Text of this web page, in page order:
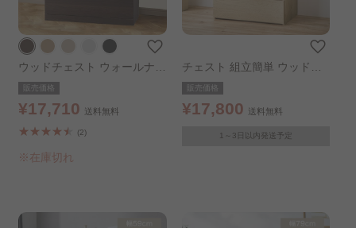
ウッドチェスト ウォールナッ
ト販売価格
¥17,710 送料無料
(2)
※在庫切れ
チェスト 組立簡単 ウッドチ
ェスト 組立簡単チェスト 4段
幅59㎝ ナチュラル
販売価格
¥17,800 送料無料
1～3日以内発送予定